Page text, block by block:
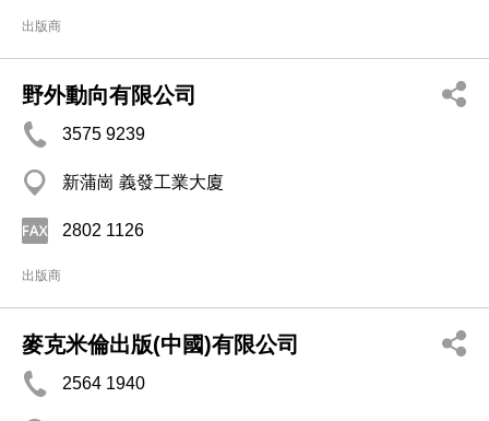
出版商
野外動向有限公司
3575 9239
新蒲崗 義發工業大廈
2802 1126
出版商
麥克米倫出版(中國)有限公司
2564 1940